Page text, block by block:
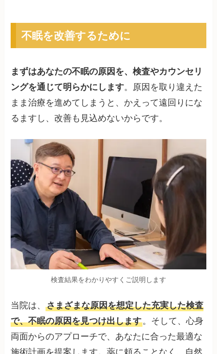
不眠を改善するために
まずはあなたの不眠の原因を、検査やカウンセリ
ングを通じて明らかにします。原因を取り違えた
まま治療を進めてしまうと、かえって遠回りにな
るますし、改善も見込めないからです。
検査結果をわかりやすくご説明します
当院は、さまざまな原因を想定した充実した検査
で、不眠の原因を見つけ出します。そして、心身
両面からのアプローチで、あなたに合った最適な